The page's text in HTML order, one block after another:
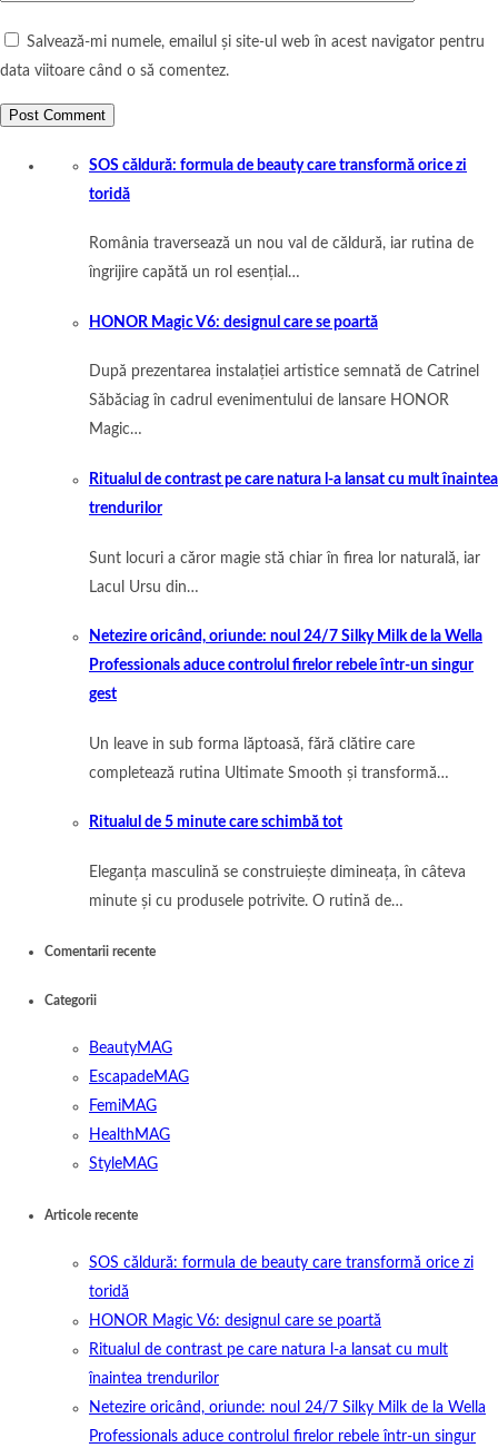
Salvează-mi numele, emailul și site-ul web în acest navigator pentru
data viitoare când o să comentez.
SOS căldură: formula de beauty care transformă orice zi
toridă
România traversează un nou val de căldură, iar rutina de
îngrijire capătă un rol esențial…
HONOR Magic V6: designul care se poartă
După prezentarea instalației artistice semnată de Catrinel
Săbăciag în cadrul evenimentului de lansare HONOR
Magic…
Ritualul de contrast pe care natura l-a lansat cu mult înaintea
trendurilor
Sunt locuri a căror magie stă chiar în firea lor naturală, iar
Lacul Ursu din…
Netezire oricând, oriunde: noul 24/7 Silky Milk de la Wella
Professionals aduce controlul firelor rebele într-un singur
gest
Un leave in sub forma lăptoasă, fără clătire care
completează rutina Ultimate Smooth și transformă…
Ritualul de 5 minute care schimbă tot
Eleganța masculină se construiește dimineața, în câteva
minute și cu produsele potrivite. O rutină de…
Comentarii recente
Categorii
BeautyMAG
EscapadeMAG
FemiMAG
HealthMAG
StyleMAG
Articole recente
SOS căldură: formula de beauty care transformă orice zi
toridă
HONOR Magic V6: designul care se poartă
Ritualul de contrast pe care natura l-a lansat cu mult
înaintea trendurilor
Netezire oricând, oriunde: noul 24/7 Silky Milk de la Wella
Professionals aduce controlul firelor rebele într-un singur